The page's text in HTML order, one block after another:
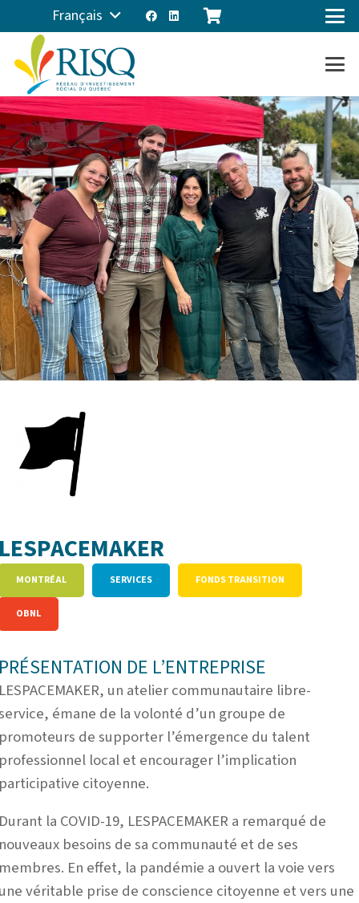
Français
MONTRÉAL SERVICES FONDSTRANSITION
OBNL
DE L’ENTREPRISE
un atelier communautaire libre-
émane de la volonté d’un groupe de
de supporter l’émergence du talent
local et encourager l’implication
citoyenne.
la COVID-19, LESPACEMAKER a remarqué de
besoins de sa communauté et de ses
En effet, la pandémie a ouvert la voie vers
véritable prise de conscience citoyenne et vers une